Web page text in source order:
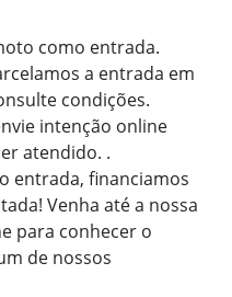
como entrada.
a entrada em
condições.
intenção online
atendido. .
entrada, financiamos
Venha até a nossa
para conhecer o
de nossos